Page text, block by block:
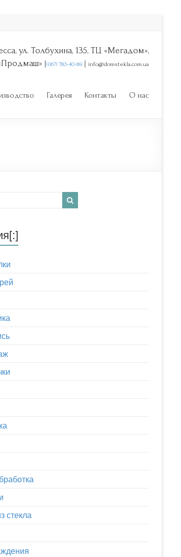
ул. Толбухина, 135, ТЦ «Мегадом»,
|(067) 783-40-89 | info@domstekla.com.ua
Галерея Контакты О нас
стекла